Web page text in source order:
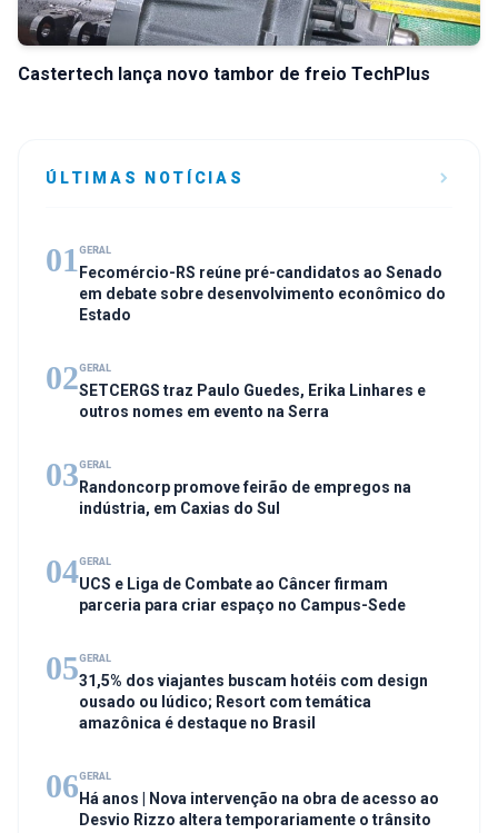
Castertech lança novo tambor de freio TechPlus
ÚLTIMAS NOTÍCIAS
01 GERAL
Fecomércio-RS reúne pré-candidatos ao Senado
em debate sobre desenvolvimento econômico do
Estado
02GERAL
SETCERGS traz Paulo Guedes, Erika Linhares e
outros nomes em evento na Serra
03GERAL
Randoncorp promove feirão de empregos na
indústria, em Caxias do Sul
04GERAL
UCS e Liga de Combate ao Câncer firmam
parceria para criar espaço no Campus-Sede
05GERAL
31,5% dos viajantes buscam hotéis com design
ousado ou lúdico; Resort com temática
amazônica é destaque no Brasil
06GERAL
Há anos | Nova intervenção na obra de acesso ao
Desvio Rizzo altera temporariamente o trânsito